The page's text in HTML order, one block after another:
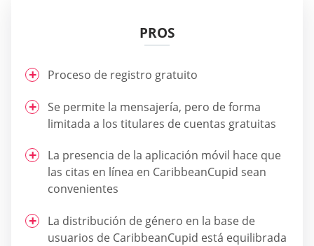
PROS
Proceso de registro gratuito
Se permite la mensajería, pero de forma
limitada a los titulares de cuentas gratuitas
La presencia de la aplicación móvil hace que
las citas en línea en CaribbeanCupid sean
convenientes
La distribución de género en la base de
usuarios de CaribbeanCupid está equilibrada